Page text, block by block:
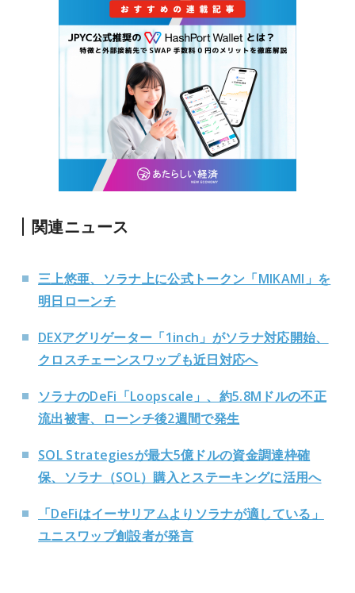
関連ニュース
三上悠亜、ソラナ上に公式トークン「MIKAMI」を
明日ローンチ
DEXアグリゲーター「1inch」がソラナ対応開始、
クロスチェーンスワップも近日対応へ
ソラナのDeFi「Loopscale」、約5.8Mドルの不正
流出被害、ローンチ後2週間で発生
SOL Strategiesが最大5億ドルの資金調達枠確
保、ソラナ（SOL）購入とステーキングに活用へ
「DeFiはイーサリアムよりソラナが適している」
ユニスワップ創設者が発言